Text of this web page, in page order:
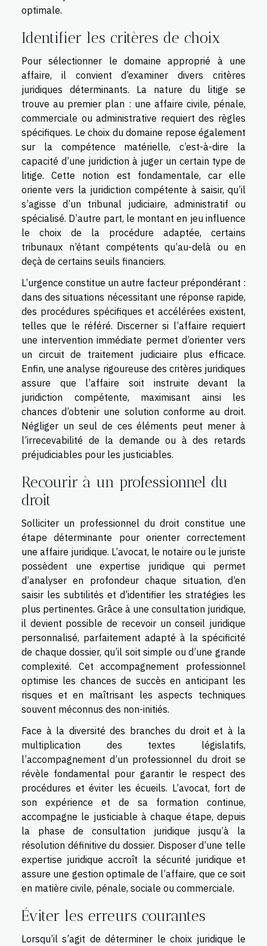
optimale.
Identifier les critères de choix
Pour sélectionner le domaine approprié à une
affaire, il convient d’examiner divers critères
juridiques déterminants. La nature du litige se
trouve au premier plan : une affaire civile, pénale,
commerciale ou administrative requiert des règles
spécifiques. Le choix du domaine repose également
sur la compétence matérielle, c’est-à-dire la
capacité d’une juridiction à juger un certain type de
litige. Cette notion est fondamentale, car elle
oriente vers la juridiction compétente à saisir, qu’il
s’agisse d’un tribunal judiciaire, administratif ou
spécialisé. D’autre part, le montant en jeu influence
le choix de la procédure adaptée, certains
tribunaux n’étant compétents qu’au-delà ou en
deçà de certains seuils financiers.
L’urgence constitue un autre facteur prépondérant :
dans des situations nécessitant une réponse rapide,
des procédures spécifiques et accélérées existent,
telles que le référé. Discerner si l’affaire requiert
une intervention immédiate permet d’orienter vers
un circuit de traitement judiciaire plus efficace.
Enfin, une analyse rigoureuse des critères juridiques
assure que l’affaire soit instruite devant la
juridiction compétente, maximisant ainsi les
chances d’obtenir une solution conforme au droit.
Négliger un seul de ces éléments peut mener à
l’irrecevabilité de la demande ou à des retards
préjudiciables pour les justiciables.
Recourir à un professionnel du
droit
Solliciter un professionnel du droit constitue une
étape déterminante pour orienter correctement
une affaire juridique. L’avocat, le notaire ou le juriste
possèdent une expertise juridique qui permet
d’analyser en profondeur chaque situation, d’en
saisir les subtilités et d’identifier les stratégies les
plus pertinentes. Grâce à une consultation juridique,
il devient possible de recevoir un conseil juridique
personnalisé, parfaitement adapté à la spécificité
de chaque dossier, qu’il soit simple ou d’une grande
complexité. Cet accompagnement professionnel
optimise les chances de succès en anticipant les
risques et en maîtrisant les aspects techniques
souvent méconnus des non-initiés.
Face à la diversité des branches du droit et à la
multiplication des textes législatifs,
l’accompagnement d’un professionnel du droit se
révèle fondamental pour garantir le respect des
procédures et éviter les écueils. L’avocat, fort de
son expérience et de sa formation continue,
accompagne le justiciable à chaque étape, depuis
la phase de consultation juridique jusqu’à la
résolution définitive du dossier. Disposer d’une telle
expertise juridique accroît la sécurité juridique et
assure une gestion optimale de l’affaire, que ce soit
en matière civile, pénale, sociale ou commerciale.
Éviter les erreurs courantes
Lorsqu’il s’agit de déterminer le choix juridique le